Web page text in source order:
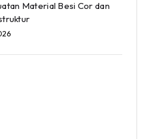
Material Besi Cor dan